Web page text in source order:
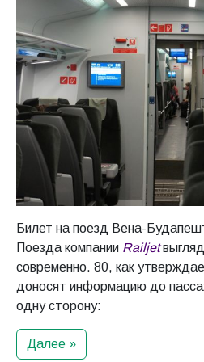
Билет на поезд Вена-
Поезда компании Railjet
современно. 80, как
доносят информацию до
одну сторону:
Далее »